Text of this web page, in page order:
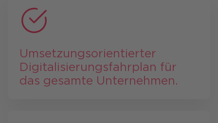
Umsetzungs­orientierter
Digitalisierungs­fahr­plan für
das gesamte Unternehmen.